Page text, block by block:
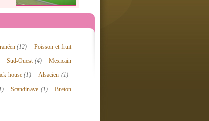
(12)
Poisson et fruit
Sud-Ouest (4)
Mexicain
house(1) Alsacien (1)
Scandinave (1)
Breton